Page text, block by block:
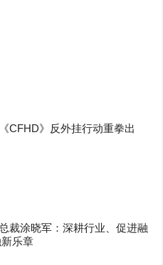
CFHD》反外挂行动重拳出
裁涂晓军：深耕行业、促进融
乐章